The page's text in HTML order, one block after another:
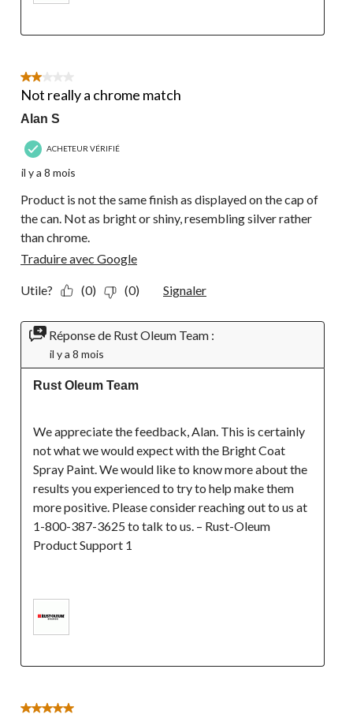
2 étoile(s) sur 5.
Not really a chrome match
Alan S
ACHETEUR VÉRIFIÉ
il y a 8 mois
Product is not the same finish as displayed on the cap of
the can. Not as bright or shiny, resembling silver rather
than chrome.
Traduire avec Google
Utile? (0) (0) Signaler
Réponse de Rust Oleum Team :
il y a 8 mois
Rust Oleum Team
We appreciate the feedback, Alan. This is certainly
not what we would expect with the Bright Coat
Spray Paint. We would like to know more about the
results you experienced to try to help make them
more positive. Please consider reaching out to us at
1-800-387-3625 to talk to us. – Rust-Oleum
Product Support 1
5 étoile(s) sur 5.